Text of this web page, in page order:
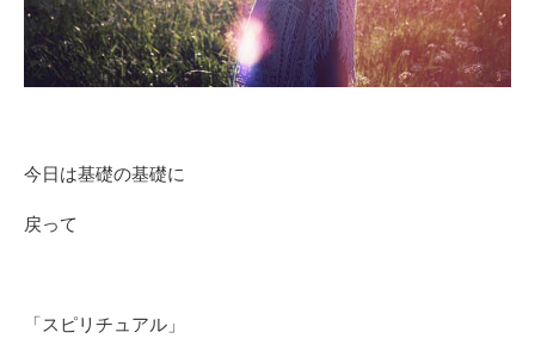
今日は基礎の基礎に
戻って
「スピリチュアル」